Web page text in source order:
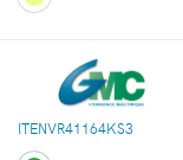
ITENVR41164KS3